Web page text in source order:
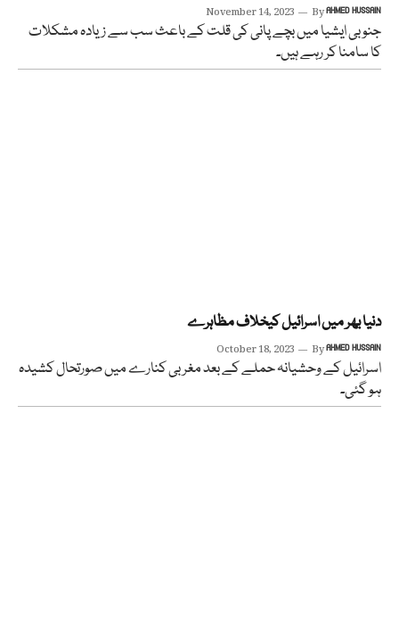
November 14, 2023 ByAHMED HUSSAIN
جنوبی ایشیا میں بچے پانی کی قلت کے باعث سب سے زیادہ مشکلات
کا سامنا کر رہے ہیں۔
دنیا بھر میں اسرائیل کیخلاف مظاہرے
October 18, 2023 ByAHMED HUSSAIN
اسرائیل کے وحشیانہ حملے کے بعد مغربی کنارے میں صورتحال کشیدہ
ہو گئی۔